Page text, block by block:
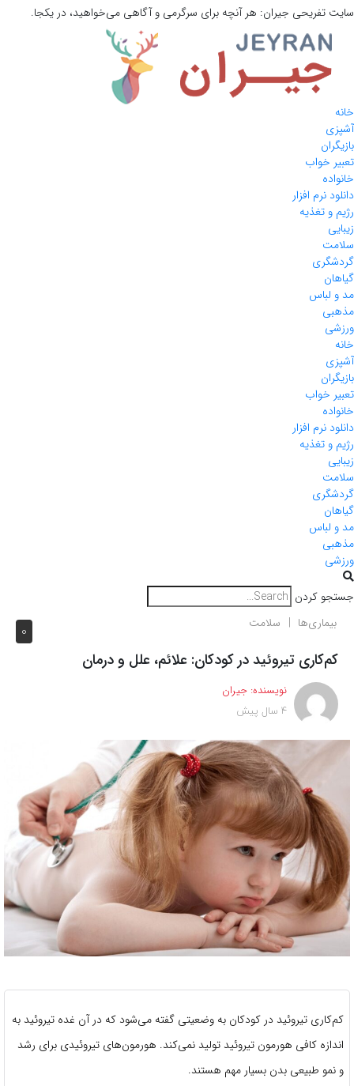
سایت تفریحی جیران: هر آنچه برای سرگرمی و آگاهی می‌خواهید، در یکجا.
خانه
آشپزی
بازیگران
تعبیر خواب
خانواده
دانلود نرم افزار
رژیم و تغذیه
زیبایی
سلامت
گردشگری
گیاهان
مد و لباس
مذهبی
ورزشی
خانه
آشپزی
بازیگران
تعبیر خواب
خانواده
دانلود نرم افزار
رژیم و تغذیه
زیبایی
سلامت
گردشگری
گیاهان
مد و لباس
مذهبی
ورزشی
جستجو کردن
0 بیماری‌ها سلامت
کم‌کاری تیروئید در کودکان: علائم، علل و درمان
نویسنده: جیران
4 سال پیش
کم‌کاری تیروئید در کودکان به وضعیتی گفته می‌شود که در آن غده تیروئید به
اندازه کافی هورمون تیروئید تولید نمی‌کند. هورمون‌های تیروئیدی برای رشد
و نمو طبیعی بدن بسیار مهم هستند.